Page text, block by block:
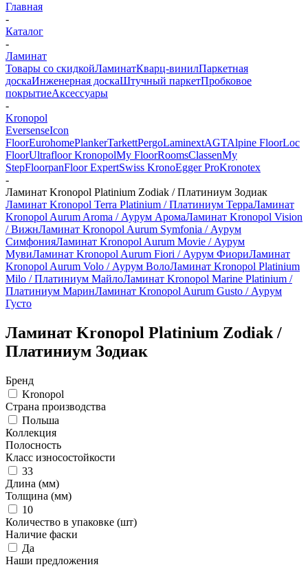
Главная
-
Каталог
-
Ламинат
Товары со скидкойЛаминатКварц-винилПаркетная
доскаИнженерная доскаШтучный паркетПробковое
покрытиеАксессуары
-
Kronopol
EversenseIcon
FloorEurohomePlankerTarkettPergoLaminextAGTAlpine FloorLoc
FloorUltrafloorKronopolMy FloorRoomsClassenMy
StepFloorpanFloor ExpertSwiss KronoEgger ProKronotex
-
Ламинат Kronopol Platinium Zodiak / Платиниум Зодиак
Ламинат Kronopol Terra Platinium / Платиниум ТерраЛаминат
Kronopol Aurum Aroma / Аурум АромаЛаминат Kronopol Vision
/ ВижнЛаминат Kronopol Aurum Symfonia / Аурум
СимфонияЛаминат Kronopol Aurum Movie / Аурум
МувиЛаминат Kronopol Aurum Fiori / Аурум ФиориЛаминат
Kronopol Aurum Volo / Аурум ВолоЛаминат Kronopol Platinium
Milo / Платиниум МайлоЛаминат Kronopol Marine Platinium /
Платиниум МаринЛаминат Kronopol Aurum Gusto / Аурум
Густо
Ламинат Kronopol Platinium Zodiak /
Платиниум Зодиак
Бренд
Kronopol
Страна производства
Польша
Коллекция
Полосность
Класс износостойкости
33
Длина (мм)
Толщина (мм)
10
Количество в упаковке (шт)
Наличие фаски
Да
Наши предложения